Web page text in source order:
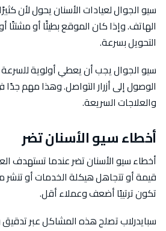
سيو الجوال لعيادات الأسنان يحول لأن
الهاتف. وإذا كان الموقع بطيئًا أو مشتتًا
التحويل بسرعة.
سيو الجوال يجب أن يعطي أولوية
الوصول إلى أزرار التواصل. وهذا مهم
والعلاجات السريعة.
أخطاء سيو الأسنان تضر
أخطاء سيو الأسنان تضر عندما تستهدف
قيمة أو تتجاهل هيكلة الخدمات أو تنشر
تكون ترتيبًا أضعف وعملاء أقل.
سبايدرلاب تصلح هذه المشاكل عبر